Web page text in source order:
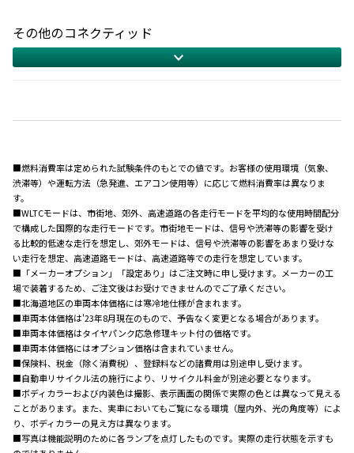
その他のコネクティッド
■燃料消費率は定められた試験条件のもとでの値です。お客様の使用環境（気象、
渋滞等）や運転方法（急発進、エアコン使用等）に応じて燃料消費率は異なりま
す。
■WLTCモードは、市街地、郊外、高速道路の各走行モードを平均的な使用時間配分
で構成した国際的な走行モードです。市街地モードは、信号や渋滞等の影響を受け
る比較的低速な走行を想定し、郊外モードは、信号や渋滞等の影響をあまり受けな
い走行を想定、高速道路モードは、高速道路等での走行を想定しています。
■「メーカーオプション」「設定あり」はご注文時に申し受けます。メーカーの工
場で装着するため、ご注文後はお受けできませんのでご了承ください。
■北海道地区の車両本体価格には寒冷地仕様が含まれます。
■車両本体価格は'23年8月現在のもので、予告なく変更となる場合があります。
■車両本体価格はタイヤパンク応急修理キット付の価格です。
■車両本体価格にはオプション価格は含まれていません。
■保険料、税金（除く消費税）、登録料などの諸費用は別途申し受けます。
■自動車リサイクル法の施行により、リサイクル料金が別途必要となります。
■ボディカラーおよび内装色は撮影、表示画面の関係で実際の色とは異なって見える
ことがあります。また、実車においてもご覧になる環境（屋内外、光の角度等）によ
り、ボディカラーの見え方は異なります。
■写真は機能説明のために各ランプを点灯したものです。実際の走行状態を示すも